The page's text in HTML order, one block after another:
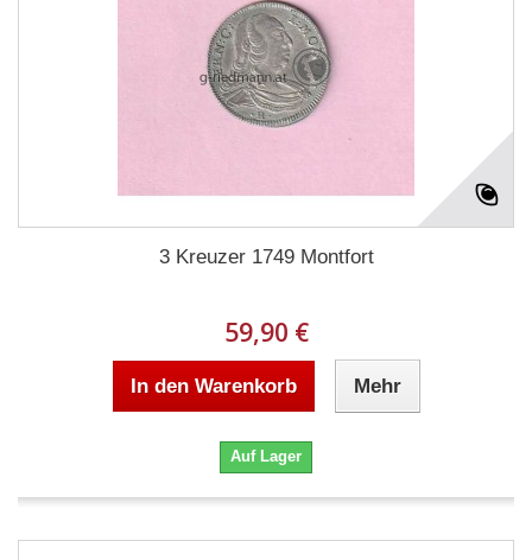
3 Kreuzer 1749 Montfort
59,90 €
In den Warenkorb Mehr
Auf Lager